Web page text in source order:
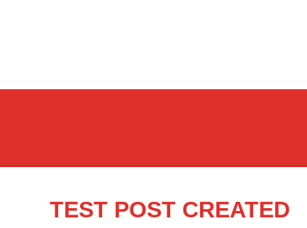
TEST POST CREATED